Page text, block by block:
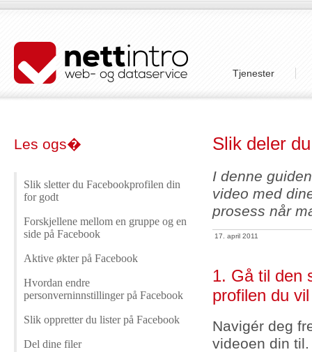
Tjenester
Les ogs�
Slik sletter du Facebookprofilen din
for godt
Forskjellene mellom en gruppe og en
side på Facebook
Aktive økter på Facebook
Hvordan endre
personverninnstillinger på Facebook
Slik oppretter du lister på Facebook
Del dine filer
Slik deler
I denne
video med
prosess når
17. april 2011
1. Gå til den
profilen du
Navigér deg
videoen din til.